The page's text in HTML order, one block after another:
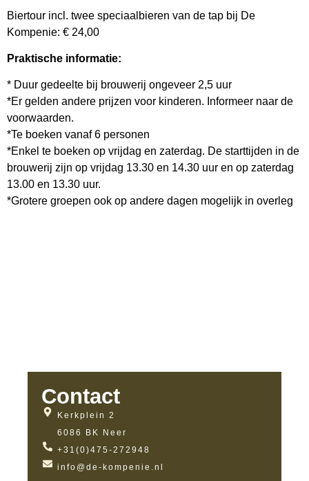
Biertour incl. twee speciaalbieren van de tap bij De
Kompenie: € 24,00
Praktische informatie:
* Duur gedeelte bij brouwerij ongeveer 2,5 uur
*Er gelden andere prijzen voor kinderen. Informeer naar de
voorwaarden.
*Te boeken vanaf 6 personen
*Enkel te boeken op vrijdag en zaterdag. De starttijden in de
brouwerij zijn op vrijdag 13.30 en 14.30 uur en op zaterdag
13.00 en 13.30 uur.
*Grotere groepen ook op andere dagen mogelijk in overleg
Contact
Kerkplein 2
6086 BK Neer
+31(0)475-272948
info@de-kompenie.nl